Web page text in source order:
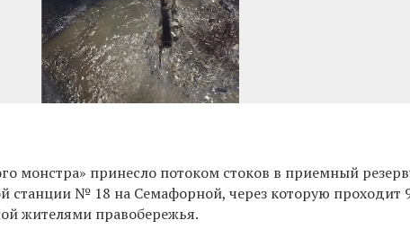
монстра» принесло потоком стоков в приемный
станции № 18 на Семафорной, через которую проходит
жителями правобережья.